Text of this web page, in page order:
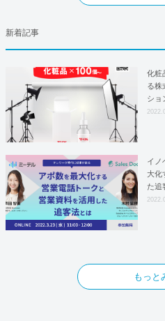
新着記事
化粧
る株
ショ
は
イノ
大化
た追
を開
もっと